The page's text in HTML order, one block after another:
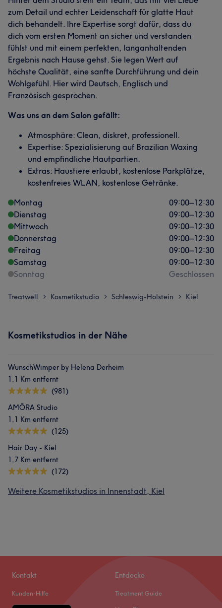
zum Detail und echter Leidenschaft für glatte Haut
dich behandelt. Ihre Expertise sorgt dafür, dass du
dich vom ersten Moment an sicher und verstanden
fühlst und mit einem perfekten, langanhaltenden
Ergebnis nach Hause gehst. Sie legen Wert auf
höchste Qualität, eine sanfte Durchführung und dein
Wohlgefühl. Hier wird Deutsch, Englisch und
Französisch gesprochen.
Was uns an dem Salon gefällt:
Atmosphäre: Clean, diskret, professionell.
Expertise: Spezialisierung auf Brazilian Waxing
und empfindliche Hautpartien.
Extras: Haustiere erlaubt, kostenlose Parkplätze,
kostenfreies WLAN, kostenlose Getränke.
Montag
09:00–12:30
Dienstag
09:00–12:30
Mittwoch
09:00–12:30
Donnerstag
09:00–12:30
Freitag
09:00–12:30
Samstag
09:00–12:30
Sonntag
Geschlossen
Treatwell > Kosmetikstudio > Schleswig-Holstein > Kiel
Kosmetikstudios in der Nähe
WunschWimper by Helena Derheim
1,1 Km entfernt
(981)
AMŌRA Studio
1,1 Km entfernt
(125)
Hair Day - Kiel
1,7 Km entfernt
(172)
Weitere Kosmetikstudios in Innenstadt, Kiel
Kontakt
Kunden-Hilfe
Entdecke
Treatment Guide